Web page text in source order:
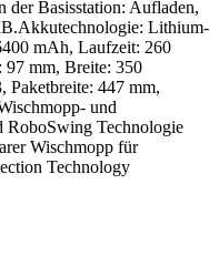
der Basisstation: Aufladen,
Lithium-
mAh, Laufzeit: 260
97 mm, Breite: 350
Paketbreite: 447 mm,
und
RoboSwing Technologie
Wischmopp für
Technology